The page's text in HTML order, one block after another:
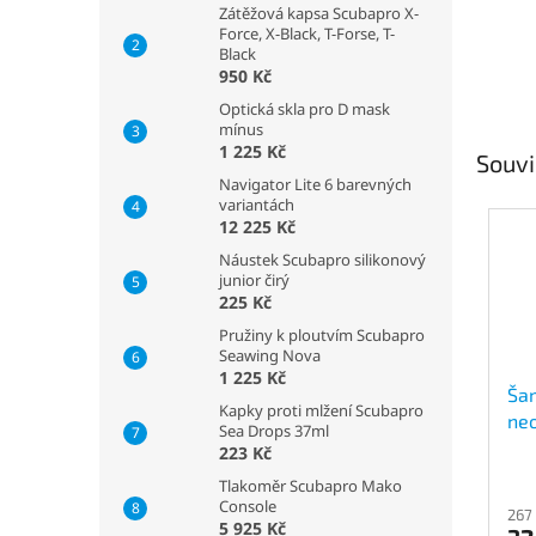
Zátěžová kapsa Scubapro X-
Force, X-Black, T-Forse, T-
Black
950 Kč
Optická skla pro D mask
mínus
1 225 Kč
Navigator Lite 6 barevných
variantách
12 225 Kč
Náustek Scubapro silikonový
junior čirý
225 Kč
Pružiny k ploutvím Scubapro
Seawing Nova
1 225 Kč
Kapky proti mlžení Scubapro
Sea Drops 37ml
223 Kč
Tlakoměr Scubapro Mako
Console
5 925 Kč